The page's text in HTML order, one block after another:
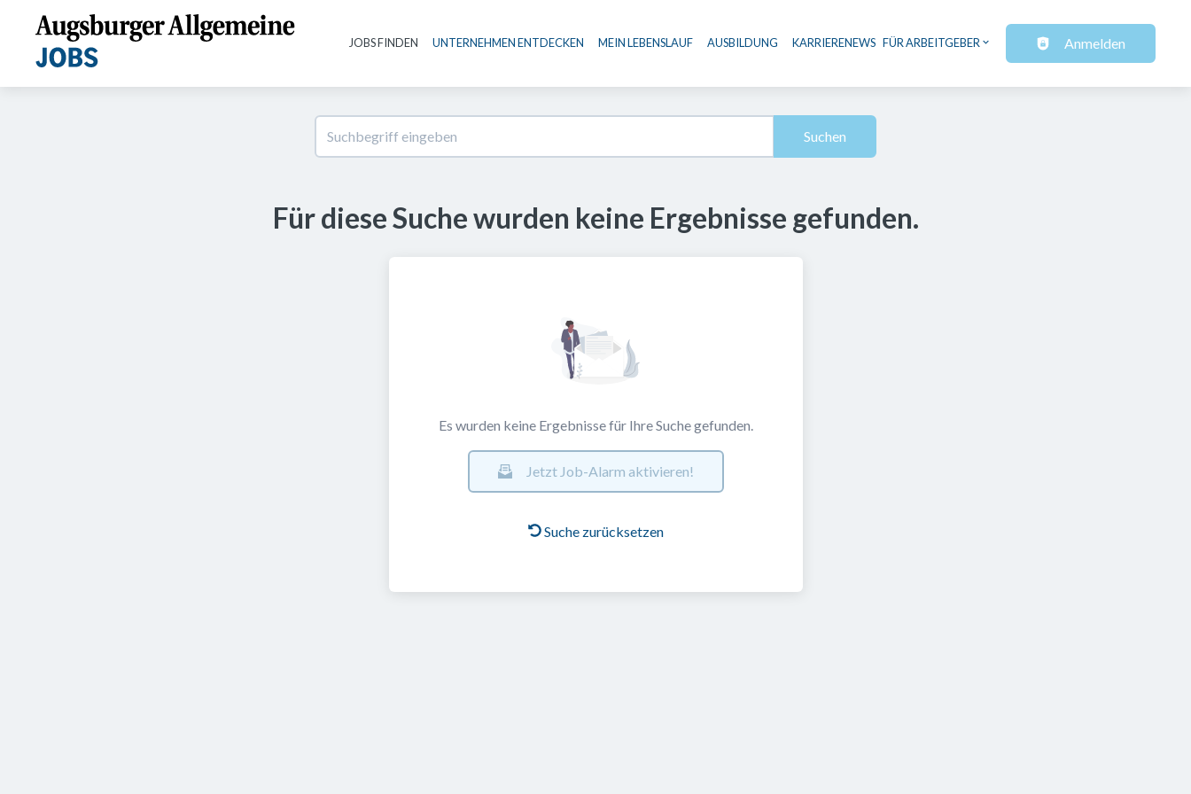
Haupt-Navigation
JOBS FINDEN UNTERNEHMEN ENTDECKEN MEIN LEBENSLAUF AUSBILDUNG KARRIERENEWS FÜR ARBEITGEBER Anmelden
Suchen
Für diese Suche wurden keine Ergebnisse gefunden.
Es wurden keine Ergebnisse für Ihre Suche gefunden.
Jetzt Job-Alarm aktivieren!
Suche zurücksetzen